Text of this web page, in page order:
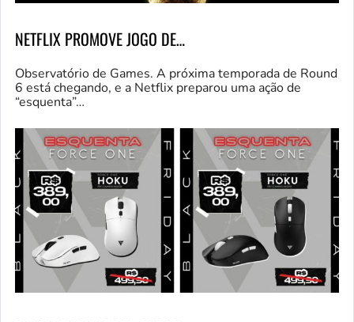
NETFLIX PROMOVE JOGO DE…
Observatório de Games. A próxima temporada de Round
6 está chegando, e a Netflix preparou uma ação de
“esquenta”…